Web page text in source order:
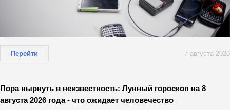
Перейти 7 августа 2026
Пора нырнуть в неизвестность: Лунный гороскоп на 8
августа 2026 года - что ожидает человечество